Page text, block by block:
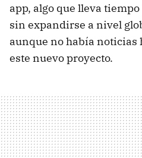
app, algo que lleva
sin expandirse a nivel
aunque no había noticias
este nuevo proyecto.